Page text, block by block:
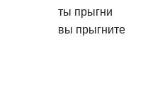
ты прыгни
вы прыгните